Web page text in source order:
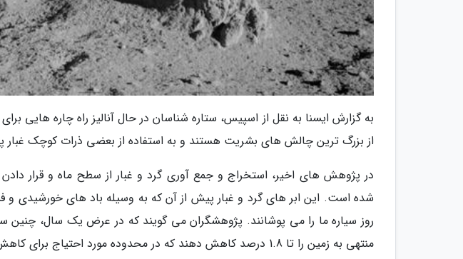
به گزارش ایسنا به نقل از اسپیس، ستاره شناسان در حال آنالیز راه چاره هایی
از بزرگ ترین چالش های بشریت هستند و به استفاده از بعضی ذرات کوچک غبار
در پژوهش های اخیر، استخراج و جمع آوری گرد و غبار از سطح ماه و قرار
شده است. این ابر های گرد و غبار پیش از آن که به وسیله باد های خورشیدی و
روز سیاره ما را می پوشانند. پژوهشگران می گویند که در عرض یک سال، چنین
منتهی به زمین را تا 1.8 درصد کاهش دهند که در محدوده مورد احتیاج برای کاهش سرعت افزایش دمای سیاره ما است.